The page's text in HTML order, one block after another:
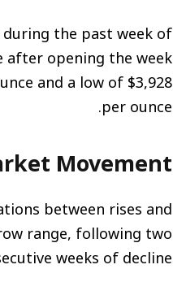
the past week of
after opening the week
and a low of $3,928
per ounce.
Movement
between rises and
range, following two
weeks of decline.